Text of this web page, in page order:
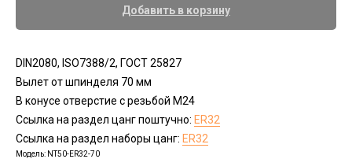
Добавить в корзину
DIN2080, ISO7388/2, ГОСТ 25827
Вылет от шпинделя 70 мм
В конусе отверстие с резьбой М24
Ссылка на раздел цанг поштучно: ER32
Ссылка на раздел наборы цанг: ER32
Модель: NT50-ER32-70